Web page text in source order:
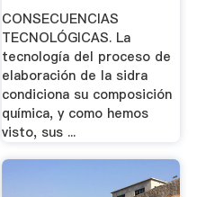
CONSECUENCIAS
TECNOLÓGICAS. La
tecnología del proceso de
elaboración de la sidra
condiciona su composición
química, y como hemos
visto, sus ...